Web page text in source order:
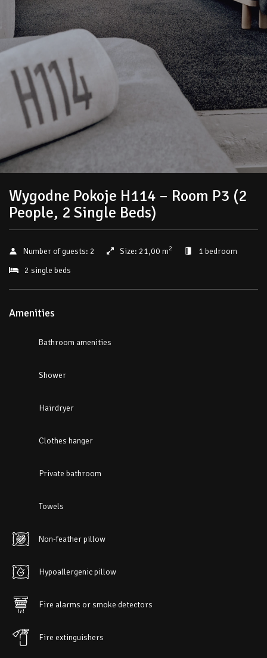
Wygodne Pokoje H114 – Room P3 (2
People, 2 Single Beds)
Number of guests: 2 Size: 21,00 m2
1 bedroom
2 single beds
Amenities
Bathroom amenities
Shower
Hairdryer
Clothes hanger
Private bathroom
Towels
Non-feather pillow
Hypoallergenic pillow
Fire alarms or smoke detectors
Fire extinguishers